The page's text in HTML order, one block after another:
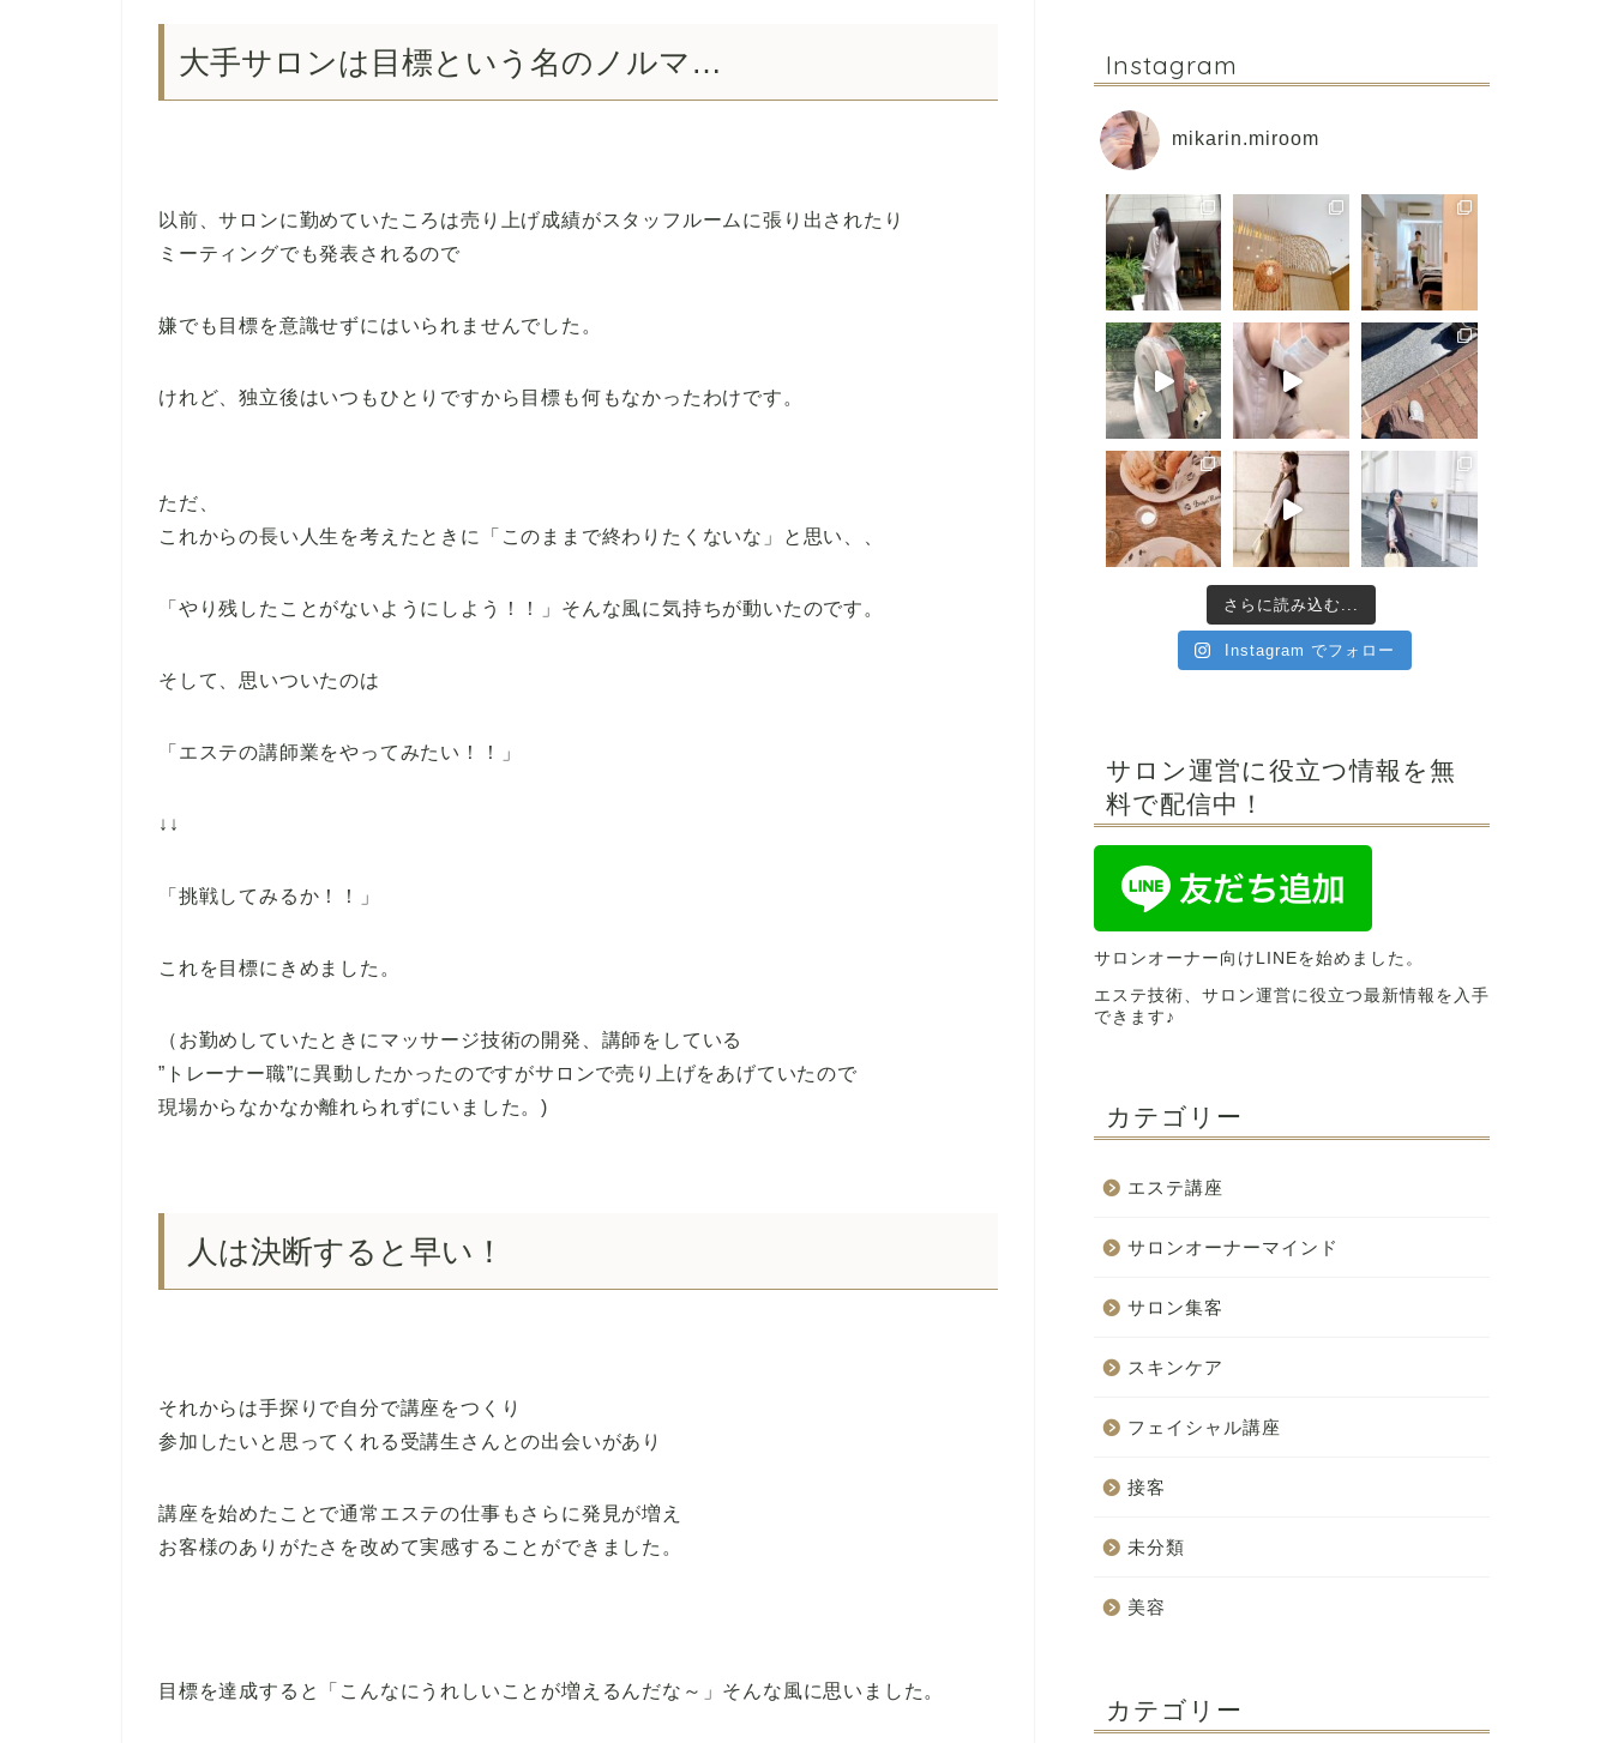
大手サロンは目標という名のノルマ…
以前、サロンに勤めていたころは売り上げ成績がスタッフルームに張り出されたり
ミーティングでも発表されるので
嫌でも目標を意識せずにはいられませんでした。
けれど、独立後はいつもひとりですから目標も何もなかったわけです。
ただ、
これからの長い人生を考えたときに「このままで終わりたくないな」と思い、、
「やり残したことがないようにしよう！！」 そんな風に気持ちが動いたのです。
そして、思いついたのは
「エステの講師業をやってみたい！！」
↓↓
「挑戦してみるか！！」
これを目標にきめました。
（お勤めしていたときにマッサージ技術の開発、講師をしている
”トレーナー職”に異動したかったのですがサロンで売り上げをあげていたので
現場からなかなか離れられずにいました。)
人は決断すると早い！
それからは手探りで自分で講座をつくり
参加したいと思ってくれる受講生さんとの出会いがあり
講座を始めたことで通常エステの仕事もさらに発見が増え
お客様のありがたさを改めて実感することができました。
目標を達成すると「こんなにうれしいことが増えるんだな～」そんな風に思いました。
Instagram
mikarin.miroom
さらに読み込む...
Instagram でフォロー
サロン運営に役立つ情報を無
料で配信中！
サロンオーナー向けLINEを始めました。
エステ技術、サロン運営に役立つ最新情報を入手
できます♪
カテゴリー
エステ講座
サロンオーナーマインド
サロン集客
スキンケア
フェイシャル講座
接客
未分類
美容
カテゴリー